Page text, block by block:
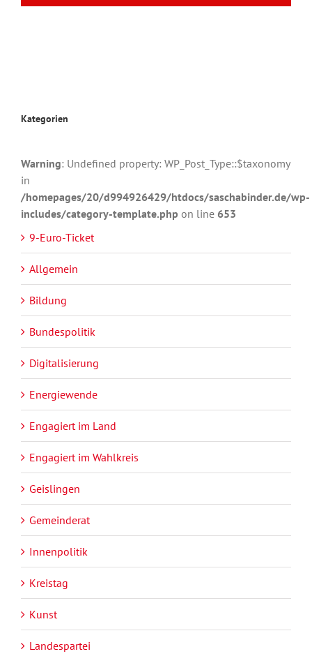
Kategorien
Warning: Undefined property: WP_Post_Type::$taxonomy
in
/homepages/20/d994926429/htdocs/saschabinder.de/wp-
includes/category-template.php on line 653
9-Euro-Ticket
Allgemein
Bildung
Bundespolitik
Digitalisierung
Energiewende
Engagiert im Land
Engagiert im Wahlkreis
Geislingen
Gemeinderat
Innenpolitik
Kreistag
Kunst
Landespartei